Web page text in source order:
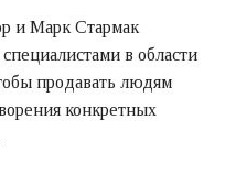
и Марк Стармак
в области
продавать людям
конкретных